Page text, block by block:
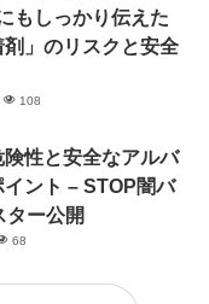
もしっかり伝えた
」のリスクと安全
108
険性と安全なアルバ
ント – STOP闇バ
ター公開
68